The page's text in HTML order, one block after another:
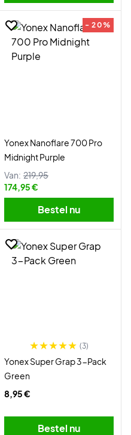
- 20%
Yonex Nanoflare 700 Pro
Midnight Purple
Van: 219,95
174,95 €
Bestel nu
(3)
Yonex Super Grap 3-Pack
Green
8,95 €
Bestel nu